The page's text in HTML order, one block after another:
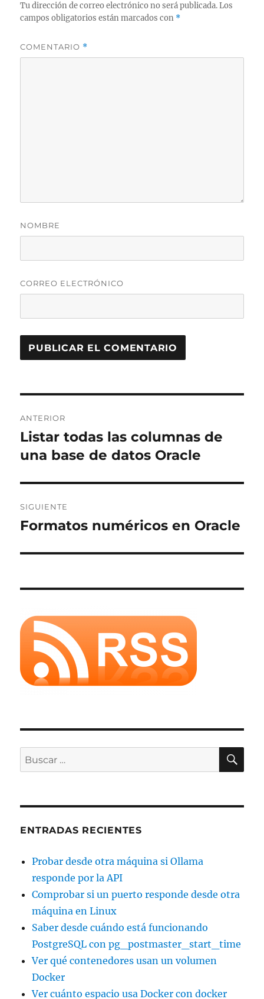
Tu dirección de correo electrónico no será publicada. Los
campos obligatorios están marcados con *
COMENTARIO *
NOMBRE
CORREO ELECTRÓNICO
de
entradas
ANTERIOR
Entrada
anterior:
Listar todas las columnas de
una base de datos Oracle
SIGUIENTE
Entrada
Formatos numéricos en Oracle
Buscar
por:
ENTRADAS RECIENTES
Probar desde otra máquina si Ollama
responde por la API
Comprobar si un puerto responde desde otra
máquina en Linux
Saber desde cuándo está funcionando
PostgreSQL con pg_postmaster_start_time
Ver qué contenedores usan un volumen
Docker
Ver cuánto espacio usa Docker con docker